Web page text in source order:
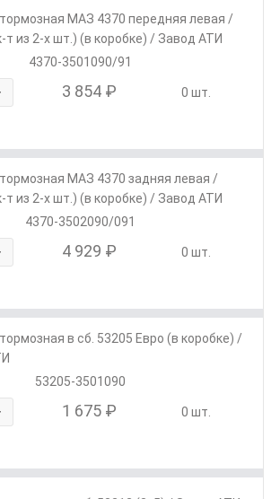
МАЗ 4370 передняя левая /
т из 2-х шт.) (в коробке) / Завод АТИ
4370-3501090/91
3 854 ₽ 0 шт.
МАЗ 4370 задняя левая /
т из 2-х шт.) (в коробке) / Завод АТИ
4370-3502090/091
4 929 ₽ 0 шт.
в сб. 53205 Евро (в коробке) /
53205-3501090
1 675 ₽ 0 шт.